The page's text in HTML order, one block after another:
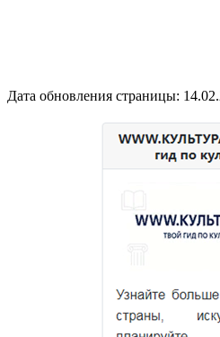
Дата обновления страницы: